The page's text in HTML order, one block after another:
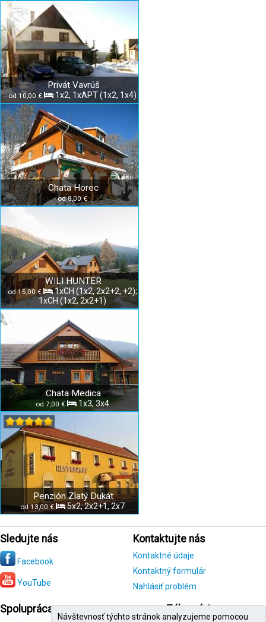
Privát Vavrúš
od 10,00 € 1x2, 1xAPT (1x2, 1x4)
Chata Horec
od 8,00 €
WILI HUNTER
od 15,00 €
1xCH (1x2, 2x2+2, +2);
1xCH (1x2, 2x2+1)
Chata Medica
od 7,00 € 1x3, 3x4
Penzión Zlatý Dukát
od 13,00 € 5x2, 2x2+1, 2x7
Sledujte nás
Facebook
YouTube
Kontaktujte nás
Kontaktné údaje
Kontaktný formulár
Nahlásiť problém
Spolupráca Zákazníci
Návštevnosť týchto stránok analyzujeme pomocou